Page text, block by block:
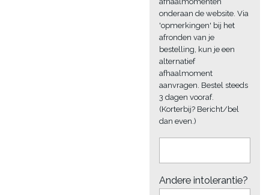
onderaan de website. Via
'opmerkingen' bij het
afronden van je
bestelling, kun je een
alternatief
afhaalmoment
aanvragen. Bestel steeds
3 dagen vooraf.
(Korterbij? Bericht/bel
dan even.)
Andere intolerantie?